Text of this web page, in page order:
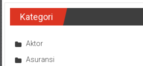
Kategori
Aktor
Asuransi